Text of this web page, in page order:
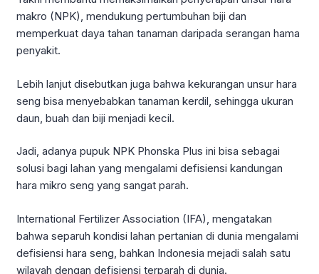
makro (NPK), mendukung pertumbuhan biji dan
memperkuat daya tahan tanaman daripada serangan hama
penyakit.
Lebih lanjut disebutkan juga bahwa kekurangan unsur hara
seng bisa menyebabkan tanaman kerdil, sehingga ukuran
daun, buah dan biji menjadi kecil.
Jadi, adanya pupuk NPK Phonska Plus ini bisa sebagai
solusi bagi lahan yang mengalami defisiensi kandungan
hara mikro seng yang sangat parah.
International Fertilizer Association (IFA), mengatakan
bahwa separuh kondisi lahan pertanian di dunia mengalami
defisiensi hara seng, bahkan Indonesia mejadi salah satu
wilayah dengan defisiensi terparah di dunia.